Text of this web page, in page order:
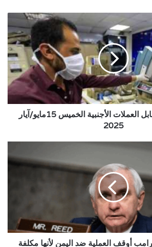
اسعار الصرف مقابل العملات الأجنبية الخميس 15مايو/آيار
2025
أوقف العملية ضد اليمن لأنها مكلفة